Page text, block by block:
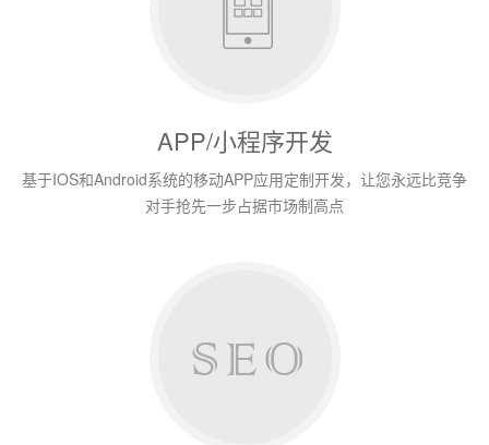
APP/小程序开发
基于IOS和Android系统的移动APP应用定制开发，让您永远比竞争
对手抢先一步占据市场制高点